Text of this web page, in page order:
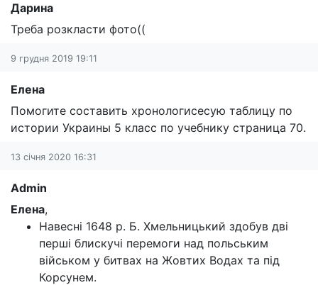
Дарина
Треба розкласти фото((
9 грудня 2019 19:11
Елена
Помогите составить хронологисесую таблицу по
истории Украины 5 класс по учебнику страница 70.
13 січня 2020 16:31
Admin
Елена,
Навесні 1648 р. Б. Хмельницький здобув дві
перші блискучі перемоги над польським
військом у битвах на Жовтих Водах та під
Корсунем.